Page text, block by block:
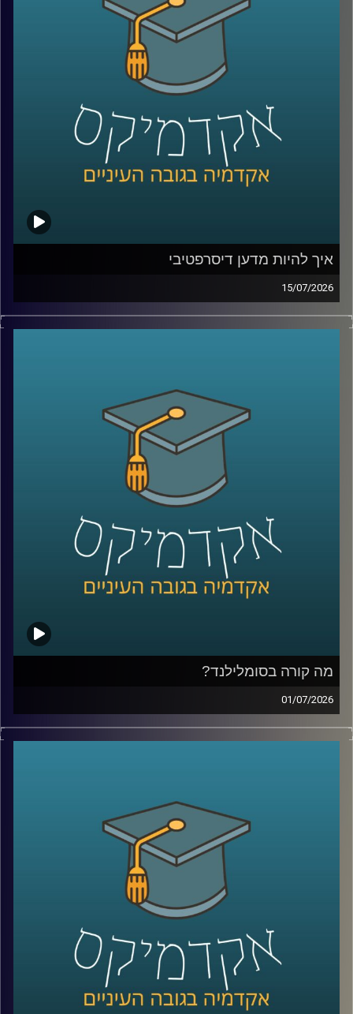
ככל שהמערכות האלה הופכות לחכמות יותר, עולה שאלה
הרבה יותר גדולה מרק מה הטכנולוגיה יודעת לעשות: האם
אנחנו יכולים לסמוך עליה? מתי אדם צריך לקבל את ההחלטה,
ומתי אפשר לתת למכונה לעשות את זה? ואם היא טועה, מי
על כל אלו נדבר עם ד״ר אביב בר זוהר, דוקטור למשפטים
בנושא חוקיות רחפנים אוטונומיים קטלניים ומשמעות
מעורבות האדם בחוג ההפעלה.
קרדיט תמונות:AudioVersity
איך להיות מדען דיסרפטיבי
15/07/2026
הרבה מההמצאות שאנחנו מכירים התחילו בכלל מטעות.
פניצילין שנולד מצלחת פטרי שהתמלאה עובש, פוסט־איט
רדאר, וארטיק שנולד כשילד שכח בחוץ כוס עם משקה ומקל
ערבוב בלילה קר.
על פניו, כל אלה נשמעים כמו מזל. אבל אולי זו רק חצי
מהתמונה. כי הרבה אנשים נתקלים בטעויות, בכישלונות
ובדברים לא צפויים, והשאלה היא מי יודע לעצור, להסתכל
עליהם אחרת, ולהפוך אותם לפריצת דרך.
האורח שלנו היום הוא מוטי שטנר, יזם סדרתי, משקיע ומרצה
באוניברסיטת רייכמן. יחד עם אחיו, פרופ׳ אורי שטנר, הוא כתב
את הספר “איך להיות מדען דיסרפטיבי”, שמנסה לשאול האם
פריצות דרך הן באמת עניין של גאונות ומזל, או שאפשר לפתח
צורת חשיבה, ואולי אפילו שיטה, שמגדילה את הסיכוי לזהות
שאלות גדולות, לערער על הנחות יסוד ולפרוץ את גבולות הידע
בפרק הזה נדבר על הדרך שבה נולדות תגליות, על מה שמדע
יכול ללמוד מהייטק, על ההבדל בין חשיבה נועזת לחשיבה לא
מבוססת, ועל השאלה האם אפשר ללמד אנשים לחשוב בצורה
קרדיט תמונות:AudioVersity
מה קורה בסומלילנד?
01/07/2026
יש בעולם מדינה עם כ-6 מיליון תושבים, ממשלה, מטבע, צבא,
דרכונים ובחירות דמוקרטיות. היא יציבה יותר מחלק מהמדינות
היום אנחנו יוצאים להכיר את סומלילנד, מדינה שרוב האנשים
מעולם לא שמעו עליה, אבל ייתכן שבעשור הקרוב היא תהפוך
לשחקנית משמעותית בזירה הגיאופוליטית.
כדי להבין איך נראים החיים במדינה שלא קיימת רשמית, למה
המעצמות הגדולות מתחילות להתעניין בה, והאם גם לישראל יש
אינטרס שם, הצטרף אליי היום השגריר ד״ר חיים קורן, בית ספר
לאודר לממשל, דיפלומטיה ואסטרטגיה, אוניברסיטת רייכמן.
שגריר ישראל הראשון לדרום סודן ושגריר מצרים
קרדיט תמונות:AudioVersity